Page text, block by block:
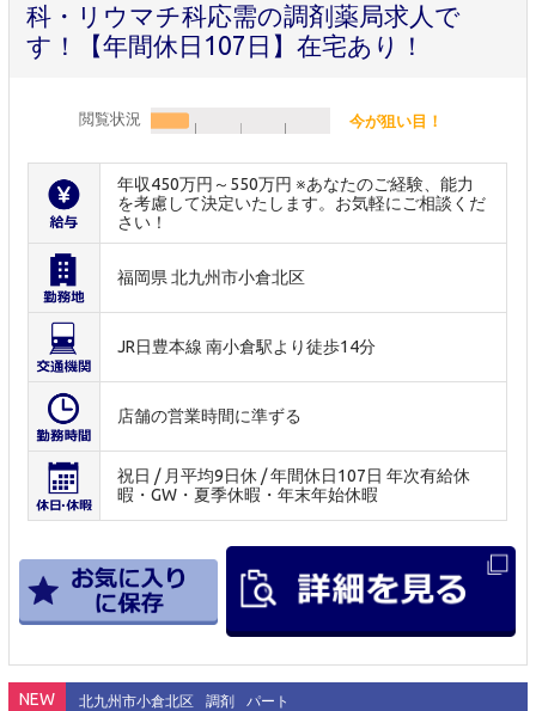
科・リウマチ科応需の調剤薬局求人で
す！【年間休日107日】在宅あり！
閲覧状況 今が狙い目！
年収450万円～550万円 ※あなたのご経験、能力
を考慮して決定いたします。お気軽にご相談くだ
さい！
福岡県 北九州市小倉北区
JR日豊本線 南小倉駅より徒歩14分
店舗の営業時間に準ずる
祝日 / 月平均9日休 / 年間休日107日 年次有給休
暇・GW・夏季休暇・年末年始休暇
NEW 北九州市小倉北区 調剤 パート